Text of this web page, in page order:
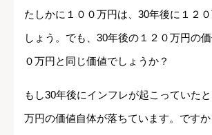
たしかに１００万円は、30年後に１２
しょう。でも、30年後の１２０万円の
０万円と同じ価値でしょうか？
もし30年後にインフレが起こっていた
万円の価値自体が落ちています。です